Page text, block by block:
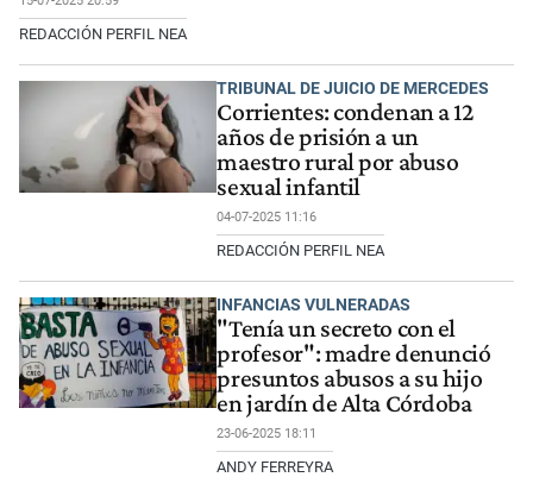
REDACCIÓN PERFIL NEA
TRIBUNAL DE JUICIO DE MERCEDES
Corrientes: condenan a 12
años de prisión a un
maestro rural por abuso
sexual infantil
04-07-2025 11:16
REDACCIÓN PERFIL NEA
INFANCIAS VULNERADAS
"Tenía un secreto con el
profesor": madre denunció
presuntos abusos a su hijo
en jardín de Alta Córdoba
23-06-2025 18:11
ANDY FERREYRA